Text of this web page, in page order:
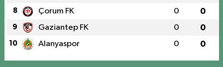
8 Çorum FK 0 0
9 Gaziantep FK 0 0
10 Alanyaspor 0 0